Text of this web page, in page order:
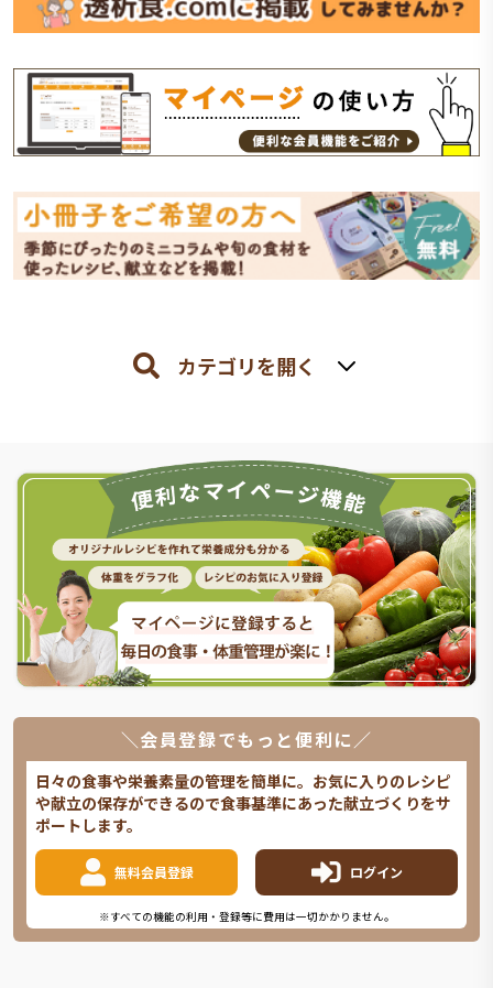
カテゴリを開く
＼会員登録でもっと便利に／
日々の食事や栄養素量の管理を簡単に。お気に入りのレシピ
や献立の保存ができるので食事基準にあった献立づくりをサ
ポートします。
無料会員登録 ログイン
※すべての機能の利用・登録等に費用は一切かかりません。